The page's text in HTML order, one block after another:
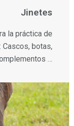
Jinetes
la práctica de
Cascos, botas,
…